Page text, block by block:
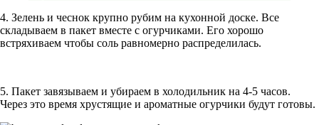
4. Зелень и чеснок крупно рубим на кухонной доске. Все
складываем в пакет вместе с огурчиками. Его хорошо
встряхиваем чтобы соль равномерно распределилась.
5. Пакет завязываем и убираем в холодильник на 4-5 часов.
Через это время хрустящие и ароматные огурчики будут готовы.